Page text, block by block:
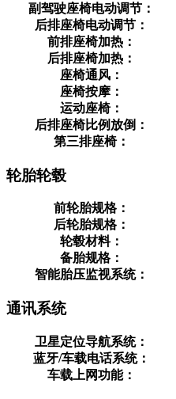
副驾驶座椅电动调节：
后排座椅电动调节：
前排座椅加热：
后排座椅加热：
座椅通风：
座椅按摩：
运动座椅：
后排座椅比例放倒：
第三排座椅：
轮胎轮毂
前轮胎规格：
后轮胎规格：
轮毂材料：
备胎规格：
智能胎压监视系统：
通讯系统
卫星定位导航系统：
蓝牙/车载电话系统：
车载上网功能：